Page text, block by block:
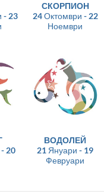
- 23
СКОРПИОН
24 Октомври - 22
Ноември
20
ВОДОЛЕЙ
21 Януари - 19
Февруари